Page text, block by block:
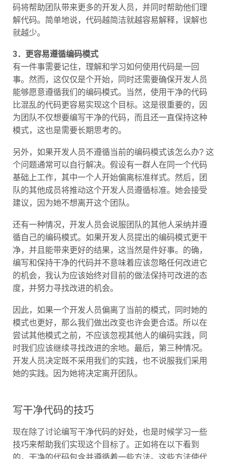
码将帮助团队带来更多的开发人员，并同时帮助他们理
解代码。简单地说，代码越简洁就越容易解释，误解也
就越少。
3．更容易遵循编码模式
有一件事需要记住，理解和学习如何使用代码是一回
事。然而，这仅仅是个开始，同时还需要确保开发人员
能够愿意遵循我们的编码模式。当然，使用干净的代码
比混乱的代码更容易实现这个目标。这是很重要的，因
为团队不仅想要编写干净的代码，而且还一直保持这种
模式，这也是需要长期思考的。
另外，如果开发人员不遵循当前的编码模式该怎么办? 这
个问题通常可以自行解决。假设有一群人在同一个代码
基础上工作，其中一个人开始偏离标准样式。然后，团
队的其他成员将推动这个开发人员遵循标准。她会接受
建议，因为她不想离开这个团队。
还有一种情况，开发人员会说服团队的其他人采纳并遵
循自己的编码模式。如果开发人员提出的编码模式更干
净，并且能带来更好的结果，这当然是件好事。的确，
编写和保持干净的代码并不意味着应该忽略任何改进它
的机会，我认为应该始终对目前的做法保持可改进的态
度，并努力寻找改进的机会。
因此，如果一个开发人员偏离了当前的模式，同时她的
模式也更好，那么我们做出改变也许会更合适。所以在
尝试其他模式之前，不应该忽视其他人的编码实践，同
时我们应该继续寻找改进的余地。最后，第三种情况。
开发人员决定既不采用我们的实践，也不说服我们采用
她的实践。因为她将决定离开团队。
写干净代码的技巧
现在除了讨论编写干净代码的好处，也是时候学习一些
技巧来帮助我们实现这个目标了。正如将在以下看到
的，干净的代码包含并遵循着一些方法。这些方法使代